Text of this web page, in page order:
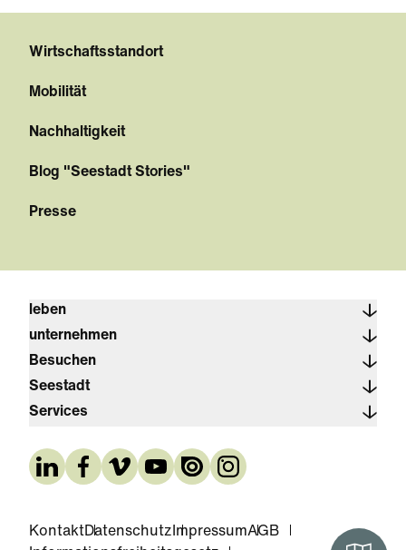
Wirtschaftsstandort
Mobilität
Nachhaltigkeit
Blog "Seestadt Stories"
Presse
leben
unternehmen
Besuchen
Seestadt
Services
KontaktDatenschutz ImpressumAGB